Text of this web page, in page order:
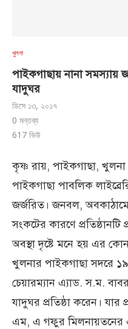
খুলনা
পাইকগাছায় নানা সমস্যায়
যাদুঘর
ডিসে ১৩, ২০১৭
0 মন্তব্য
617 ভিউ
কৃষ্ণ রায়, পাইকগাছা,
পাইকগাছা পাবলিক
জর্জরিত। জনবল,
সংকটের কারণে
অবস্থা দৃষ্টে মনে হয় এর
খুলনার পাইকগাছা সদরে
চেয়ারম্যান এ্যাড. স.ম.
যাদুঘর প্রতিষ্ঠা করেন।
এম, এ গফুর মিলনায়তনের